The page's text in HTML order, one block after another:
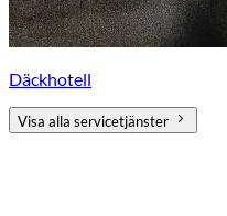
Däckhotell
Visa alla servicetjänster